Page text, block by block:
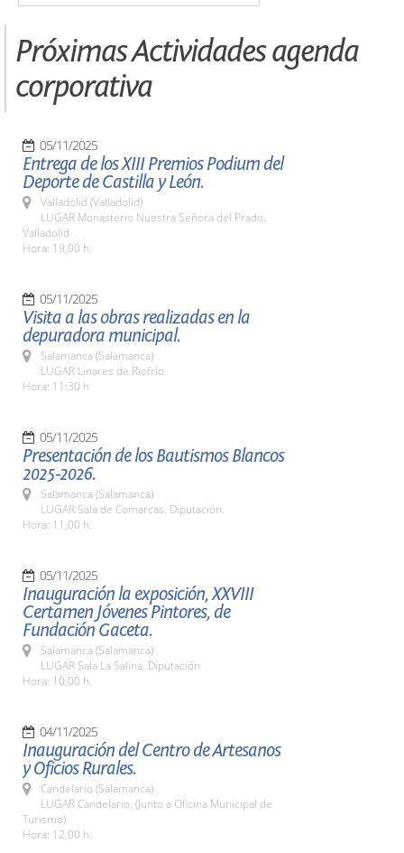
Próximas Actividades agenda
corporativa
05/11/2025
Entrega de los XIII Premios Podium del
Deporte de Castilla y León.
Valladolid (Valladolid)
LUGAR Monasterio Nuestra Señora del Prado.
Valladolid
Hora: 19,00 h.
05/11/2025
Visita a las obras realizadas en la
depuradora municipal.
Salamanca (Salamanca)
LUGAR Linares de Riofrío
Hora: 11:30 h
05/11/2025
Presentación de los Bautismos Blancos
2025-2026.
Salamanca (Salamanca)
LUGAR Sala de Comarcas. Diputación.
Hora: 11,00 h.
05/11/2025
Inauguración la exposición, XXVIII
Certamen Jóvenes Pintores, de
Fundación Gaceta.
Salamanca (Salamanca)
LUGAR Sala La Salina. Diputación
Hora: 10,00 h.
04/11/2025
Inauguración del Centro de Artesanos
y Oficios Rurales.
Candelario (Salamanca)
LUGAR Candelario. (Junto a Oficina Municipal de
Turismo)
Hora: 12,00 h.